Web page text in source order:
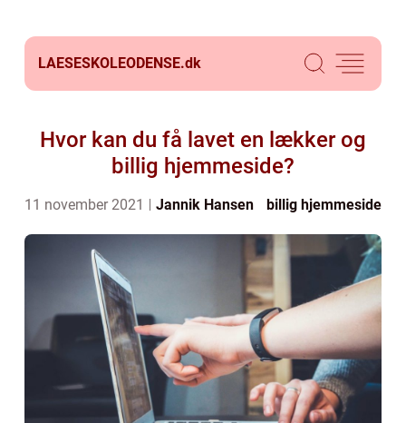
LAESESKOLEODENSE.dk
Hvor kan du få lavet en lækker og
billig hjemmeside?
11 november 2021 Jannik Hansen billig hjemmeside